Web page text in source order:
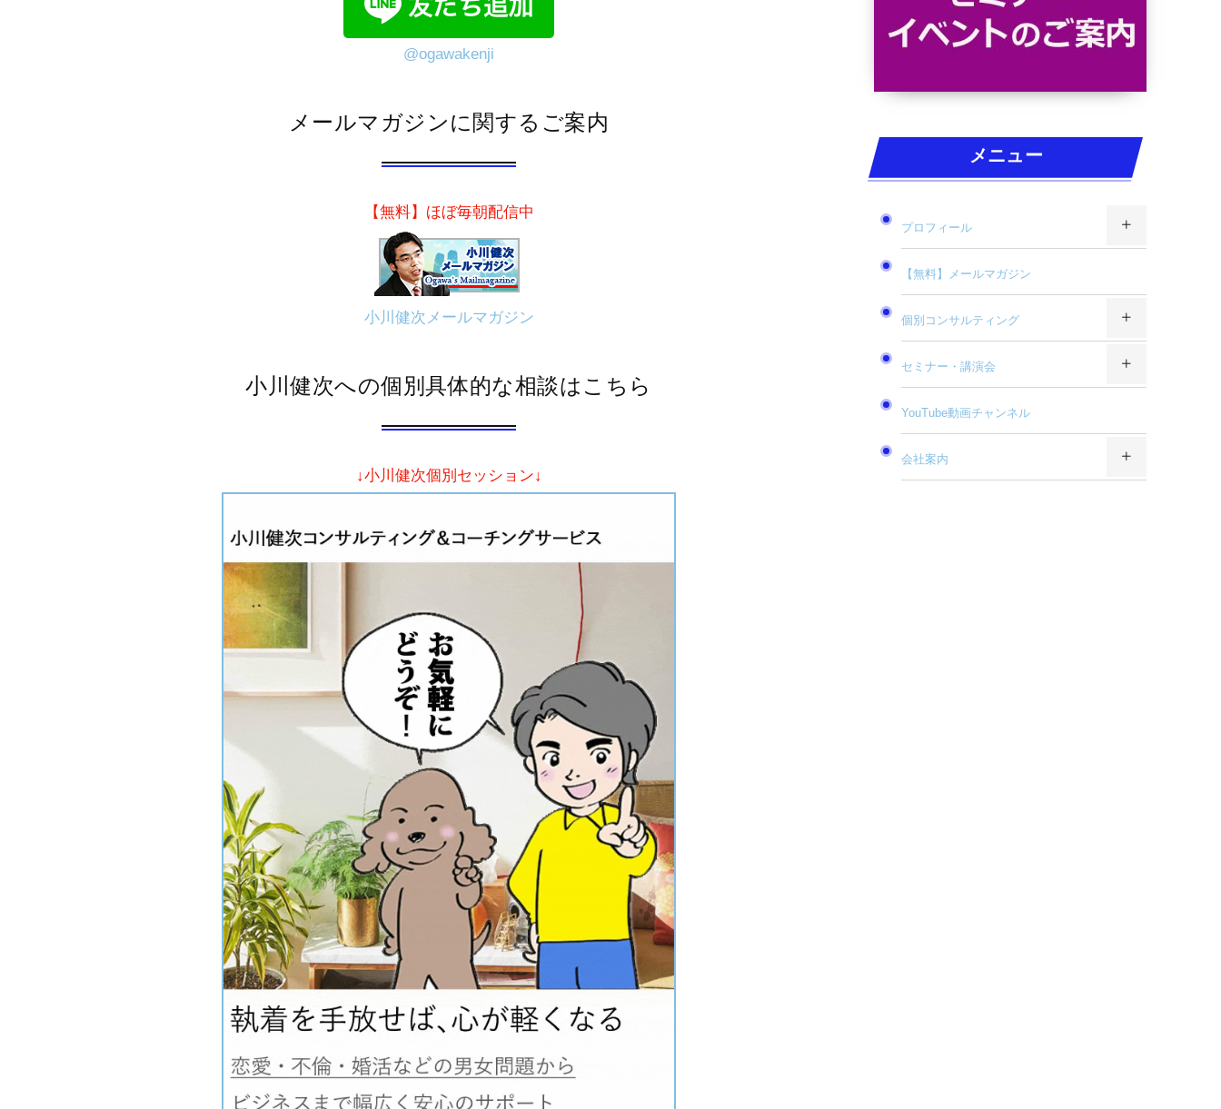
@ogawakenji
メールマガジンに関するご案内
【無料】ほぼ毎朝配信中
小川健次メールマガジン
小川健次への個別具体的な相談はこちら
↓小川健次個別セッション↓
メニュー
プロフィール
【無料】メールマガジン
個別コンサルティング
セミナー・講演会
YouTube動画チャンネル
会社案内